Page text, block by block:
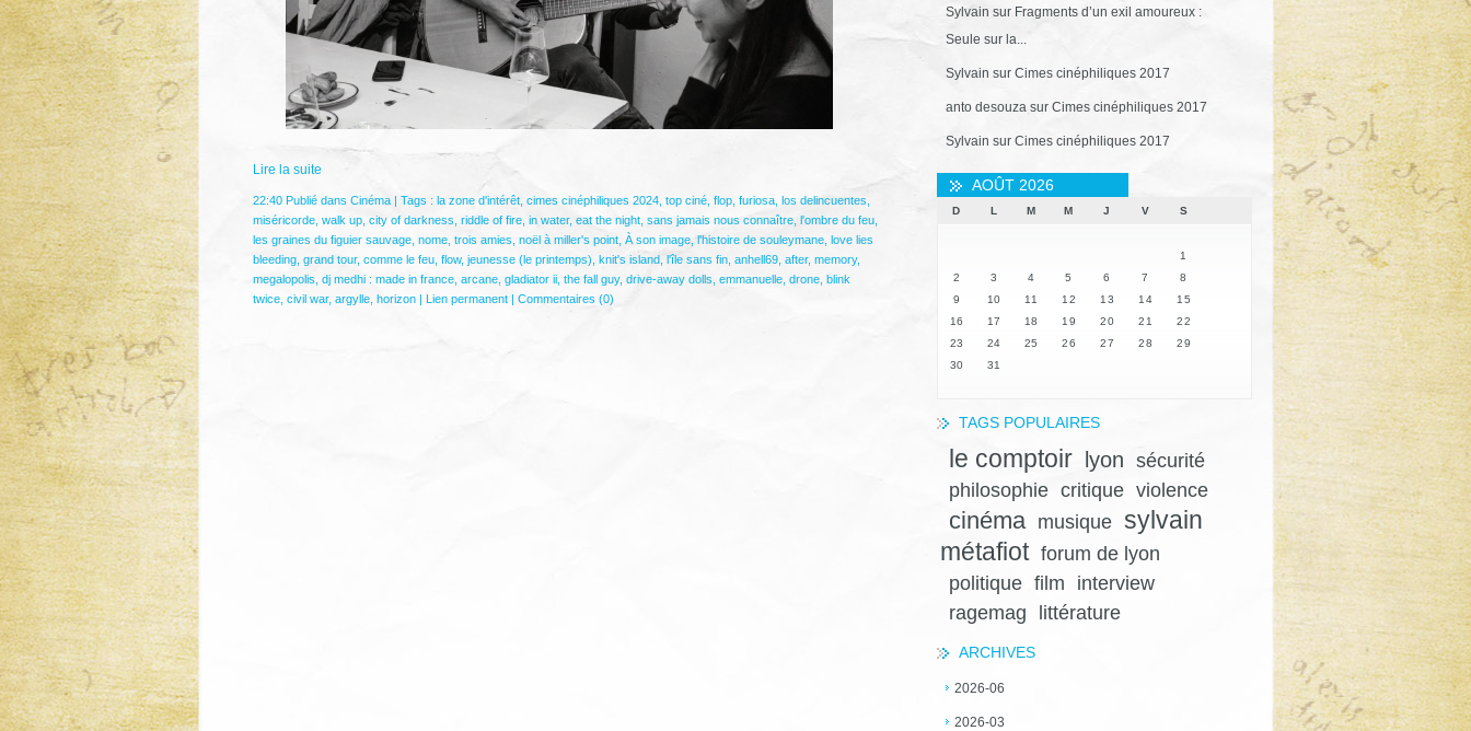
Sylvain sur Fragments d’un exil amoureux :
Seule sur la...
Sylvain sur Cimes cinéphiliques 2017
anto desouzasur Cimes cinéphiliques 2017
Sylvain sur Cimes cinéphiliques 2017
AOÛT 2026
D L M M J V S
1
2
3 4 5 6 7
8
9
10 11 12 13 14
15
16
17 18 19 20 21
22
23
24 25 26 27 28
29
30
31
TAGS POPULAIRES
le comptoir lyon sécurité
philosophie critique violence
cinéma musique sylvain
métafiot forum de lyon
politique film
interview
ragemag
littérature
ARCHIVES
2026-06
2026-03
Lire la suite
22:40 Publié dans Cinéma| Tags : la zone d'intérêt, cimes cinéphiliques 2024, top ciné, flop, furiosa, los delincuentes
miséricorde, walk up, city of darkness riddle of fire, in water, eat the night, sans jamais nous connaître, l'ombre du feu,
les graines du figuier sauvage, nome, trois amies noël à miller's point, À son image, l'histoire de souleymane, love lies
bleeding, grand tour, comme le feu, flow, jeunesse (le printemps) knit's island, l'île sans fin, anhell69, after, memory,
megalopolis dj medhi : made in france, arcane, gladiator ii, the fall guy, drive-away dolls emmanuelle, drone, blink
twice, civil war, argylle, horizon| Lien permanent| Commentaires (0)